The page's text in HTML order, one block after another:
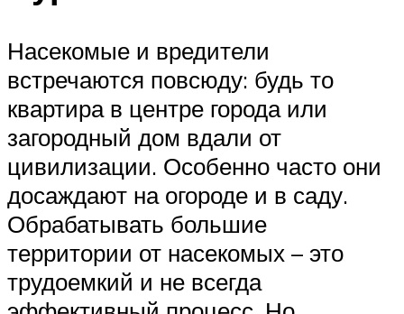
Насекомые и вредители
встречаются повсюду: будь то
квартира в центре города или
загородный дом вдали от
цивилизации. Особенно часто они
досаждают на огороде и в саду.
Обрабатывать большие
территории от насекомых – это
трудоемкий и не всегда